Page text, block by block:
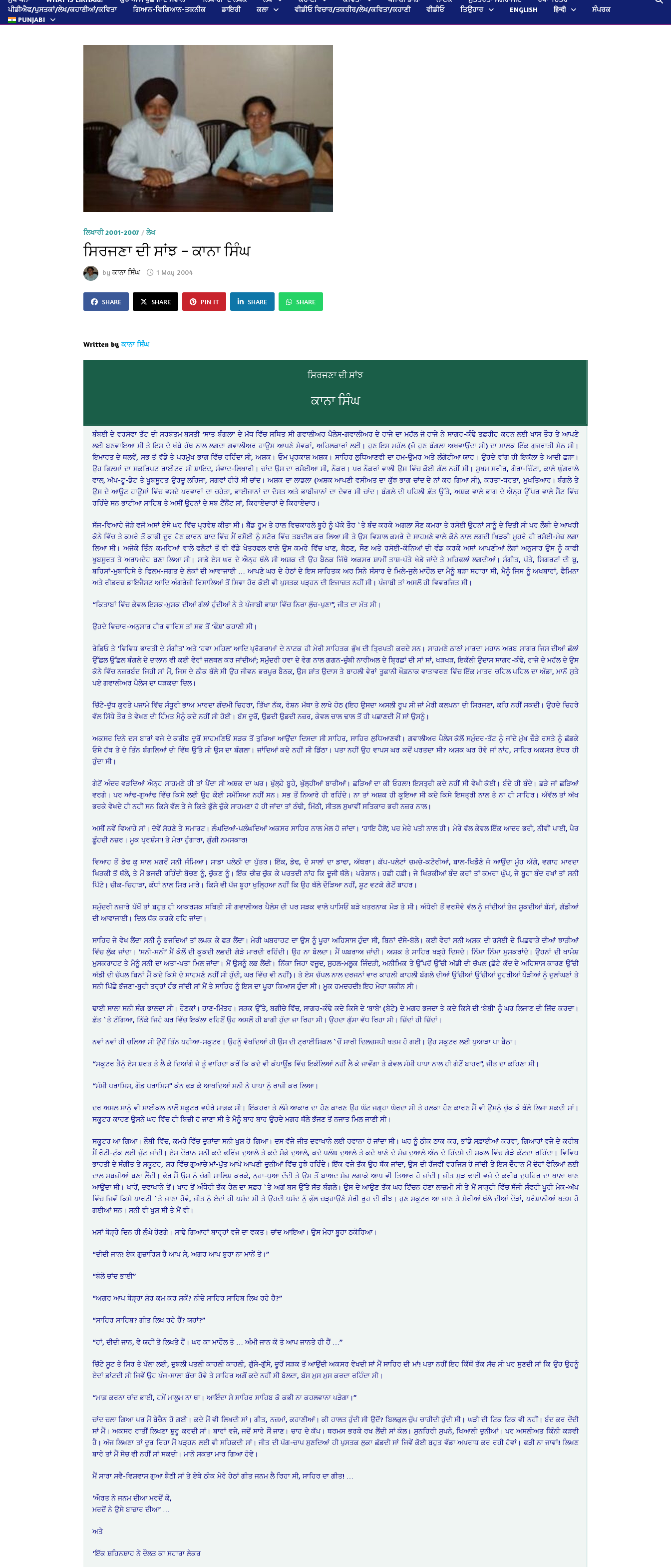
ਪੀਡੀਐਫ/ਪੁਸਤਕਾਂ/ਲੇਖ/ਕਹਾਣੀਆਂ/ਕਵਿਤਾ
ਗਿਆਨ-ਵਿਗਿਆਨ-ਤਕਨੀਕ ਡਾਇਰੀ ਕਲਾ ਵੀਡੀਓ ਵਿਚਾਰ/ਤਕਰੀਰ/ਲੇਖ/ਕਵਿਤਾ/ਕਹਾਣੀ ਵੀਡੀਓ ਤਿਉਹਾਰ ENGLISH हिन्दी
ਸੰਪਰਕ
PUNJABI
ਲਿਖਾਰੀ 2001-2007 /ਲੇਖ
ਸਿਰਜਣਾ ਦੀ ਸਾਂਝ – ਕਾਨਾ ਸਿੰਘ
byਕਾਨਾ ਸਿੰਘ 1 May 2004
SHARE SHARE PIN IT SHARE SHARE
Written by ਕਾਨਾ ਸਿੰਘ
ਸਿਰਜਣਾ ਦੀ ਸਾਂਝ
ਕਾਨਾ ਸਿੰਘ
ਬੰਬਈ ਦੇ ਵਰਸੋਵਾ ਤੱਟ ਦੀ ਸਰਬੋਤਮ ਬਸਤੀ ‘ਸਾਤ ਬੰਗਲਾ’ ਦੇ ਮੱਧ ਵਿੱਚ ਸਥਿਤ ਸੀ ਗਵਾਲੀਅਰ ਪੈਲੇਸ-ਗਵਾਲੀਅਰ ਦੇ ਰਾਜੇ ਦਾ ਮਹੱਲ ਜੋ ਰਾਜੇ ਨੇ ਸਾਗਰ-ਕੰਢੇ ਤਫ਼ਰੀਹ ਕਰਨ ਲਈ ਖਾਸ ਤੌਰ ਤੇ ਆਪਣੇ
ਲਈ ਬਣਵਾਇਆ ਸੀ ਤੇ ਇਸ ਦੇ ਖੱਬੇ ਹੱਥ ਨਾਲ ਲਗਦਾ ਗਵਾਲੀਅਰ ਹਾਊਸ ਆਪਣੇ ਸੇਵਕਾਂ, ਅਹਿਲਕਾਰਾਂ ਲਈ। ਹੁਣ ਇਸ ਮਹੱਲ (ਜੋ ਹੁਣ ਬੰਗਲਾ ਅਖਵਾਉਂਦਾ ਸੀ) ਦਾ ਮਾਲਕ ਇੱਕ ਗੁਜਰਾਤੀ ਸੇਠ ਸੀ।
ਇਮਾਰਤ ਦੇ ਥਲਵੇਂ, ਸਭ ਤੋਂ ਵੱਡੇ ਤੇ ਪਰਮੁੱਖ ਭਾਗ ਵਿੱਚ ਰਹਿੰਦਾ ਸੀ, ਅਸ਼ਕ। ਓਮ ਪ੍ਰਕਾਸ਼ ਅਸ਼ਕ। ਸਾਹਿਰ ਲੁਧਿਆਣਵੀ ਦਾ ਹਮ-ਉਮਰ ਅਤੇ ਲੰਗੋਟੀਆ ਯਾਰ। ਉਹਦੇ ਵਾਂਗ ਹੀ ਇਕੱਲਾ ਤੇ ਆਦੀ ਛੜਾ।
ਉਹ ਫਿਲਮਾਂ ਦਾ ਸਕਰਿਪਟ ਰਾਈਟਰ ਸੀ ਸ਼ਾਇਦ, ਸੰਵਾਦ-ਲਿਖਾਰੀ। ਚਾਂਦ ਉਸ ਦਾ ਰਸੋਈਆ ਸੀ, ਨੌਕਰ। ਪਰ ਨੌਕਰਾਂ ਵਾਲੀ ਉਸ ਵਿੱਚ ਕੋਈ ਗੱਲ ਨਹੀਂ ਸੀ। ਸੂਖਮ ਸਰੀਰ, ਗੋਰਾ-ਚਿੱਟਾ, ਕਾਲੇ ਘੁੰਗਰਾਲੇ
ਵਾਲ, ਅੱਪ-ਟੂ-ਡੇਟ ਤੇ ਖੂਬਸੂਰਤ ਉਰਦੂ ਲਹਿਜਾ, ਸਗਵਾਂ ਹੀਰੋ ਸੀ ਚਾਂਦ। ਅਸ਼ਕ ਦਾ ਲਾਡਲਾ (ਅਸ਼ਕ ਆਪਣੀ ਵਸੀਅਤ ਦਾ ਕੁੱਝ ਭਾਗ ਚਾਂਦ ਦੇ ਨਾਂ ਕਰ ਗਿਆ ਸੀ), ਕਰਤਾ-ਧਰਤਾ, ਮੁਖਤਿਆਰ। ਬੰਗਲੇ ਤੇ
ਉਸ ਦੇ ਆਊਟ ਹਾਊਸਾਂ ਵਿੱਚ ਵਸਦੇ ਪਰਵਾਰਾਂ ਦਾ ਚਹੇਤਾ, ਭਾਈਜਾਨਾਂ ਦਾ ਦੋਸਤ ਅਤੇ ਭਾਬੀਜਾਨਾਂ ਦਾ ਦੇਵਰ ਸੀ ਚਾਂਦ। ਬੰਗਲੇ ਦੀ ਪਹਿਲੀ ਛੱਤ ਉੱਤੇ, ਅਸ਼ਕ ਵਾਲੇ ਭਾਗ ਦੇ ਐਨ੍ਹ ਉੱਪਰ ਵਾਲੇ ਸੈੱਟ ਵਿੱਚ
ਰਹਿੰਦੇ ਸਨ ਭਾਟੀਆ ਸਾਹਿਬ ਤੇ ਅਸੀਂ ਉਹਨਾਂ ਦੇ ਸਬ ਟੈਂਨੈਂਟ ਸਾਂ, ਕਿਰਾਏਦਾਰਾਂ ਦੇ ਕਿਰਾਏਦਾਰ।
ਸੱਜ-ਵਿਆਹੇ ਜੋੜੇ ਵਜੋਂ ਅਸਾਂ ਏਸੇ ਘਰ ਵਿੱਚ ਪ੍ਰਵੇਸ਼ ਕੀਤਾ ਸੀ। ਬੈੱਡ ਰੂਮ ਤੇ ਹਾਲ ਵਿਚਕਾਰਲੇ ਬੂਹੇ ਨੂੰ ਪੱਕੇ ਤੌਰ `ਤੇ ਬੰਦ ਕਰਕੇ ਅਗਲਾ ਸੌਣ ਕਮਰਾ ਤੇ ਰਸੋਈ ਉਹਨਾਂ ਸਾਨੂੰ ਦੇ ਦਿਤੀ ਸੀ ਪਰ ਲੌਬੀ ਦੇ ਆਖਰੀ
ਕੋਨੇ ਵਿੱਚ ਤੇ ਕਮਰੇ ਤੋਂ ਕਾਫੀ ਦੂਰ ਹੋਣ ਕਾਰਨ ਬਾਦ ਵਿੱਚ ਮੈਂ ਰਸੋਈ ਨੂੰ ਸਟੋਰ ਵਿੱਚ ਤਬਦੀਲ ਕਰ ਲਿਆ ਸੀ ਤੇ ਉਸ ਵਿਸ਼ਾਲ ਕਮਰੇ ਦੇ ਸਾਹਮਣੇ ਵਾਲੇ ਕੋਨੇ ਨਾਲ ਲਗਦੀ ਖਿੜਕੀ ਮੂਹਰੇ ਹੀ ਰਸੋਈ-ਮੇਜ਼ ਲਗਾ
ਲਿਆ ਸੀ। ਅਜੋਕੇ ਤਿੰਨ ਕਮਰਿਆਂ ਵਾਲੇ ਫਲੈਟਾਂ ਤੋਂ ਵੀ ਵੱਡੇ ਖੇਤਰਫਲ ਵਾਲੇ ਉਸ ਕਮਰੇ ਵਿੱਚ ਖਾਣ, ਬੈਠਣ, ਸੌਣ ਅਤੇ ਰਸੋਈ-ਕੋਨਿਆਂ ਦੀ ਵੰਡ ਕਰਕੇ ਅਸਾਂ ਆਪਣੀਆਂ ਲੋੜਾਂ ਅਨੁਸਾਰ ਉਸ ਨੂੰ ਕਾਫੀ
ਖੂਬਸੂਰਤ ਤੇ ਅਰਾਮਦੇਹ ਬਣਾ ਲਿਆ ਸੀ। ਸਾਡੇ ਏਸ ਘਰ ਦੇ ਐਨ੍ਹ ਥੱਲੇ ਸੀ ਅਸ਼ਕ ਦੀ ਉਹ ਬੈਠਕ ਜਿੱਥੇ ਅਕਸਰ ਸ਼ਾਮੀਂ ਤਾਸ਼-ਪੱਤੇ ਖੇਡੇ ਜਾਂਦੇ ਤੇ ਮਹਿਫਲਾਂ ਲਗਦੀਆਂ। ਸੰਗੀਤ, ਪੱਤੇ, ਸਿਗਰਟਾਂ ਦੀ ਬੂ,
ਬਹਿਸਾਂ-ਮੁਬਾਹਿਸੇ ਤੇ ਫਿਲਮ-ਜਗਤ ਦੇ ਲੋਕਾਂ ਦੀ ਆਵਾਜਾਈ … ਆਪਣੇ ਘਰ ਦੇ ਹੇਠਾਂ ਦੇ ਇਸ ਸਾਹਿਤਕ ਅਰ ਸਿਨੇ ਸੰਸਾਰ ਦੇ ਮਿਲੇ-ਜੁਲੇ ਮਾਹੌਲ ਦਾ ਮੈਨੂੰ ਬੜਾ ਸਹਾਰਾ ਸੀ, ਮੈਨੂੰ ਜਿਸ ਨੂੰ ਅਖਬਾਰਾਂ, ਫੈਮਿਨਾ
ਅਤੇ ਰੀਡਰਜ਼ ਡਾਇਜੈਸਟ ਆਦਿ ਅੰਗਰੇਜ਼ੀ ਰਿਸਾਲਿਆਂ ਤੋਂ ਸਿਵਾ ਹੋਰ ਕੋਈ ਵੀ ਪੁਸਤਕ ਪੜ੍ਹਨ ਦੀ ਇਜਾਜ਼ਤ ਨਹੀਂ ਸੀ। ਪੰਜਾਬੀ ਤਾਂ ਅਸਲੋਂ ਹੀ ਵਿਵਰਜਿਤ ਸੀ।
“ਕਿਤਾਬਾਂ ਵਿੱਚ ਕੇਵਲ ਇਸ਼ਕ-ਮੁਸ਼ਕ ਦੀਆਂ ਗੱਲਾਂ ਹੁੰਦੀਆਂ ਨੇ ਤੇ ਪੰਜਾਬੀ ਭਾਸ਼ਾ ਵਿੱਚ ਨਿਰਾ ਲੁੱਚ-ਪੁਣਾ”, ਜੀਤ ਦਾ ਮੱਤ ਸੀ।
ਉਹਦੇ ਵਿਚਾਰ-ਅਨੁਸਾਰ ਹੀਰ ਵਾਰਿਸ ਤਾਂ ਸਭ ਤੋਂ ‘ਫੌਸ਼’ ਕਹਾਣੀ ਸੀ।
ਰੇਡਿਓ ਤੇ ‘ਵਿਵਿਧ ਭਾਰਤੀ ਦੇ ਸੰਗੀਤ’ ਅਤੇ ‘ਹਵਾ ਮਹਿਲ’ ਆਦਿ ਪ੍ਰੋਗਰਾਮਾਂ ਦੇ ਨਾਟਕ ਹੀ ਮੇਰੀ ਸਾਹਿਤਕ ਭੁੱਖ ਦੀ ਤ੍ਰਿਪਤੀ ਕਰਦੇ ਸਨ। ਸਾਹਮਣੇ ਠਾਠਾਂ ਮਾਰਦਾ ਮਹਾਨ ਅਰਬ ਸਾਗਰ ਜਿਸ ਦੀਆਂ ਛੱਲਾਂ
ਉੱਛਲ ਉੱਛਲ ਬੰਗਲੇ ਦੇ ਦਾਲਾਨ ਵੀ ਕਈ ਵੇਰਾਂ ਜਲਥਲ ਕਰ ਜਾਂਦੀਆਂ; ਸਮੁੰਦਰੀ ਹਵਾ ਦੇ ਵੇਗ ਨਾਲ ਗਗਨ-ਚੁੰਬੀ ਨਾਰੀਅਲ ਦੇ ਬ੍ਰਿਛਾਂ ਦੀ ਸਾਂ ਸਾਂ, ਖੜਖੜ, ਇਕੱਲੀ ਉਦਾਸ ਸਾਗਰ-ਕੰਢੇ, ਰਾਜੇ ਦੇ ਮਹੱਲ ਦੇ ਉਸ
ਕੋਨੇ ਵਿੱਚ ਨਜ਼ਰਬੰਦ ਜਿਹੀ ਸਾਂ ਮੈਂ, ਜਿਸ ਦੇ ਠੀਕ ਥੱਲੇ ਸੀ ਉਹ ਜੀਵਨ ਭਰਪੂਰ ਬੈਠਕ, ਉਸ ਸ਼ਾਂਤ ਉਦਾਸ ਤੇ ਬਾਹਲੀ ਵੇਰਾਂ ਤੂਫ਼ਾਨੀ ਖੌਫ਼ਨਾਕ ਵਾਤਾਵਰਣ ਵਿੱਚ ਇੱਕ ਮਾਤਰ ਚਹਿਲ ਪਹਿਲ ਦਾ ਅੱਡਾ, ਮਾਨੋਂ ਸੁਤੇ
ਪਏ ਗਵਾਲੀਅਰ ਪੈਲੇਸ ਦਾ ਧੜਕਦਾ ਦਿਲ।
ਚਿੱਟੇ-ਦੁੱਧ ਕੁਰਤੇ ਪਜਾਮੇ ਵਿੱਚ ਸੰਧੂਰੀ ਭਾਅ ਮਾਰਦਾ ਗੰਦਮੀ ਚਿਹਰਾ, ਤਿੱਖਾ ਨੱਕ, ਰੋਸ਼ਨ ਮੱਥਾ ਤੇ ਲਾਖੇ ਹੋਠ (ਇਹ ਉਸਦਾ ਅਸਲੀ ਰੂਪ ਸੀ ਜਾਂ ਮੇਰੀ ਕਲਪਨਾ ਦੀ ਸਿਰਜਣਾ, ਕਹਿ ਨਹੀਂ ਸਕਦੀ। ਉਹਦੇ ਚਿਹਰੇ
ਵੱਲ ਸਿੱਧੇ ਤੌਰ ਤੇ ਵੇਖਣ ਦੀ ਹਿੰਮਤ ਮੈਨੂੰ ਕਦੇ ਨਹੀਂ ਸੀ ਹੋਈ। ਬੱਸ ਦੂਰੋਂ, ਉਡਦੀ ਉਡਦੀ ਨਜ਼ਰ, ਕੇਵਲ ਚਾਲ ਢਾਲ ਤੋਂ ਹੀ ਪਛਾਣਦੀ ਮੈਂ ਸਾਂ ਉਸਨੂੰ।
ਅਕਸਰ ਦਿਨੇ ਦਸ ਬਾਰਾਂ ਵਜੇ ਦੇ ਕਰੀਬ ਦੂਰੋਂ ਸਾਹਮਣਿਓਂ ਸੜਕ ਤੋਂ ਤੁਰਿਆ ਆਉਂਦਾ ਦਿਸਦਾ ਸੀ ਸਾਹਿਰ, ਸਾਹਿਰ ਲੁਧਿਆਣਵੀ। ਗਵਾਲੀਅਰ ਪੈਲੇਸ ਕੋਲੋਂ ਸਮੁੰਦਰ-ਤੱਟ ਨੂੰ ਜਾਂਦੇ ਮੁੱਖ ਚੌੜੇ ਰਸਤੇ ਨੂੰ ਛੱਡਕੇ
ਓਸੇ ਹੱਥ ਤੇ ਦੋ ਤਿੰਨ ਬੰਗਲਿਆਂ ਦੀ ਵਿੱਥ ਉੱਤੇ ਸੀ ਉਸ ਦਾ ਬੰਗਲਾ। ਜਾਂਦਿਆਂ ਕਦੇ ਨਹੀਂ ਸੀ ਡਿੱਠਾ। ਪਤਾ ਨਹੀਂ ਉਹ ਵਾਪਸ ਘਰ ਕਦੋਂ ਪਰਤਦਾ ਸੀ? ਅਸ਼ਕ ਘਰ ਹੋਵੇ ਜਾਂ ਨਾਂਹ, ਸਾਹਿਰ ਅਕਸਰ ਏਧਰ ਹੀ
ਹੁੰਦਾ ਸੀ।
ਗੇਟੋਂ ਅੰਦਰ ਵੜਦਿਆਂ ਐਨ੍ਹ ਸਾਹਮਣੇ ਹੀ ਤਾਂ ਪੈਂਦਾ ਸੀ ਅਸ਼ਕ ਦਾ ਘਰ। ਖੁੱਲ੍ਹੇ ਬੂਹੇ, ਖੁੱਲ੍ਹੀਆਂ ਬਾਰੀਆਂ। ਛੜਿਆਂ ਦਾ ਕੀ ਓਹਲਾ! ਇਸਤ੍ਰੀ ਕਦੇ ਨਹੀਂ ਸੀ ਵੇਖੀ ਕੋਈ। ਬੰਦੇ ਹੀ ਬੰਦੇ। ਛੜੇ ਜਾਂ ਛੜਿਆਂ
ਵਰਗੇ। ਪਰ ਆਂਢ-ਗੁਆਂਢ ਵਿੱਚ ਕਿਸੇ ਲਈ ਉਹ ਕੋਈ ਸਮੱਸਿਆ ਨਹੀਂ ਸਨ। ਸਭ ਤੋਂ ਨਿਆਰੇ ਹੀ ਰਹਿੰਦੇ। ਨਾ ਤਾਂ ਅਸ਼ਕ ਹੀ ਕੂਇਆ ਸੀ ਕਦੇ ਕਿਸੇ ਇਸਤ੍ਰੀ ਨਾਲ ਤੇ ਨਾ ਹੀ ਸਾਹਿਰ। ਅੱਵੱਲ ਤਾਂ ਅੱਖ
ਭਰਕੇ ਵੇਖਦੇ ਹੀ ਨਹੀਂ ਸਨ ਕਿਸੇ ਵੱਲ ਤੇ ਜੇ ਕਿਤੇ ਭੁੱਲੇ ਚੁੱਕੇ ਸਾਹਮਣਾ ਹੋ ਹੀ ਜਾਂਦਾ ਤਾਂ ਠੰਢੀ, ਮਿੱਠੀ, ਸੀਤਲ ਸੁਖਾਵੀਂ ਸਤਿਕਾਰ ਭਰੀ ਨਜ਼ਰ ਨਾਲ।
ਅਸੀਂ ਨਵੇਂ ਵਿਆਹੇ ਸਾਂ। ਦੋਵੇਂ ਸੋਹਣੇ ਤੇ ਸਮਾਰਟ। ਲੰਘਦਿਆਂ-ਪਲੰਘਦਿਆਂ ਅਕਸਰ ਸਾਹਿਰ ਨਾਲ ਮੇਲ ਹੋ ਜਾਂਦਾ। ‘ਹਾਇ ਹੈਲੋ’, ਪਰ ਮੇਰੇ ਪਤੀ ਨਾਲ ਹੀ। ਮੇਰੇ ਵੱਲ ਕੇਵਲ ਇੱਕ ਆਦਰ ਭਰੀ, ਨੀਵੀਂ ਪਾਈ, ਪੈਰ
ਛੂੰਹਦੀ ਨਜ਼ਰ। ਮੂਕ ਪ੍ਰਸ਼ੰਸਾ! ਤੇ ਮੇਰਾ ਹੁੰਗਾਰਾ, ਗੁੰਗੀ ਨਮਸਕਾਰ!
ਵਿਆਹ ਤੋਂ ਡੇਢ ਕੁ ਸਾਲ ਮਗਰੋਂ ਸਨੀ ਜੰਮਿਆ। ਸਾਡਾ ਪਲੇਠੀ ਦਾ ਪੁੱਤਰ। ਇੱਕ, ਡੇਢ, ਦੋ ਸਾਲਾਂ ਦਾ ਡਾਢਾ, ਅੱਥਰਾ। ਕੱਪ-ਪਲੇਟਾਂ ਚਮਚੇ-ਕਟੋਰੀਆਂ, ਬਾਲ-ਖਿਡੌਣੇ ਜੋ ਆਉਂਦਾ ਮੂੰਹ ਅੱਗੇ, ਵਗਾਹ ਮਾਰਦਾ
ਖਿੜਕੀ ਤੋਂ ਥੱਲੇ, ਤੇ ਮੈਂ ਭਜਦੀ ਰਹਿੰਦੀ ਬੋਚਣ ਨੂੰ, ਚੁੱਕਣ ਨੂੰ। ਇੱਕ ਚੀਜ਼ ਚੁੱਕ ਕੇ ਪਰਤਦੀ ਨਾਂਹ ਕਿ ਦੂਜੀ ਥੱਲੇ। ਪਰੇਸ਼ਾਨ। ਹਫ਼ੀ ਹਫ਼ੀ। ਜੇ ਖਿੜਕੀਆਂ ਬੰਦ ਕਰਾਂ ਤਾਂ ਕਮਰਾ ਘੁੱਪ, ਜੇ ਬੂਹਾ ਬੰਦ ਰਖਾਂ ਤਾਂ ਸਨੀ
ਪਿੱਟੇ। ਚੀਕ-ਚਿਹਾੜਾ, ਕੰਧਾਂ ਨਾਲ ਸਿਰ ਮਾਰੇ। ਕਿਸੇ ਵੀ ਪੱਜ ਬੂਹਾ ਖੁਲ੍ਹਿਆ ਨਹੀਂ ਕਿ ਉਹ ਥੱਲੇ ਦੌੜਿਆ ਨਹੀਂ, ਸ਼ੂਟ ਵਟਕੇ ਗੇਟੋਂ ਬਾਹਰ।
ਸਮੁੰਦਰੀ ਨਜ਼ਾਰੇ ਪੱਖੋਂ ਤਾਂ ਬਹੁਤ ਹੀ ਆਕਰਸ਼ਕ ਸਥਿਤੀ ਸੀ ਗਵਾਲੀਅਰ ਪੈਲੇਸ ਦੀ ਪਰ ਸੜਕ ਵਾਲੇ ਪਾਸਿਓਂ ਬੜੇ ਖਤਰਨਾਕ ਮੋੜ ਤੇ ਸੀ। ਅੰਧੇਰੀ ਤੋਂ ਵਰਸੋਵੇ ਵੱਲ ਨੂੰ ਜਾਂਦੀਆਂ ਤੇਜ਼ ਸ਼ੂਕਦੀਆਂ ਬੱਸਾਂ, ਗੱਡੀਆਂ
ਦੀ ਆਵਾਜਾਈ। ਦਿਲ ਧੱਕ ਕਰਕੇ ਰਹਿ ਜਾਂਦਾ।
ਸਾਹਿਰ ਜੇ ਵੇਖ ਲੈਂਦਾ ਸਨੀ ਨੂੰ ਭਜਦਿਆਂ ਤਾਂ ਲਪਕ ਕੇ ਫੜ ਲੈਂਦਾ। ਮੇਰੀ ਘਬਰਾਹਟ ਦਾ ਉਸ ਨੂੰ ਪੂਰਾ ਅਹਿਸਾਸ ਹੁੰਦਾ ਸੀ, ਬਿਨਾਂ ਦੱਸੇ-ਬੋਲੇ। ਕਈ ਵੇਰਾਂ ਸਨੀ ਅਸ਼ਕ ਦੀ ਰਸੋਈ ਦੇ ਪਿਛਵਾੜੇ ਦੀਆਂ ਝਾੜੀਆਂ
ਵਿੱਚ ਲੁੱਕ ਜਾਂਦਾ। ‘ਸਨੀ-ਸਨੀ’ ਮੈਂ ਕੋਲੋਂ ਦੀ ਕੂਕਦੀ ਲਭਦੀ ਗੇੜੇ ਮਾਰਦੀ ਰਹਿੰਦੀ। ਉਹ ਨਾ ਬੋਲਦਾ। ਮੈਂ ਘਬਰਾਅ ਜਾਂਦੀ। ਅਸ਼ਕ ਤੇ ਸਾਹਿਰ ਖੜ੍ਹੇ ਦਿਸਦੇ। ਨਿੰਮਾ ਨਿੰਮਾ ਮੁਸਕਰਾਂਦੇ। ਉਹਨਾਂ ਦੀ ਖਾਮੋਸ਼
ਮੁਸਕਰਾਹਟ ਤੇ ਮੈਨੂੰ ਸਨੀ ਦਾ ਅਤਾ-ਪਤਾ ਮਿਲ ਜਾਂਦਾ। ਮੈਂ ਉਸਨੂੰ ਲਭ ਲੈਂਦੀ। ਨਿੱਕਾ ਜਿਹਾ ਵਜੂਦ, ਸੁਹਲ-ਮਲੂਕ ਜਿੰਦੜੀ, ਅਨੀਮਿਕ ਤੇ ਉੱਪਰੋਂ ਉੱਚੀ ਅੱਡੀ ਦੀ ਚੱਪਲ (ਛੋਟੇ ਕੱਦ ਦੇ ਅਹਿਸਾਸ ਕਾਰਣ ਉੱਚੀ
ਅੱਡੀ ਦੀ ਚੱਪਲ ਬਿਨਾਂ ਮੈਂ ਕਦੇ ਕਿਸੇ ਦੇ ਸਾਹਮਣੇ ਨਹੀਂ ਸੀ ਹੁੰਦੀ, ਘਰ ਵਿੱਚ ਵੀ ਨਹੀਂ)। ਤੇ ਏਸ ਚੱਪਲ ਨਾਲ ਦਰਜਨਾਂ ਵਾਰ ਕਾਹਲੀ ਕਾਹਲੀ ਬੰਗਲੇ ਦੀਆਂ ਉੱਚੀਆਂ ਉੱਚੀਆਂ ਦੂਹਰੀਆਂ ਪੌੜੀਆਂ ਨੂੰ ਦੁਲਾਂਘਣਾਂ ਤੇ
ਸਨੀ ਪਿੱਛੇ ਭੱਜਣਾ-ਬੁਰੀ ਤਰ੍ਹਾਂ ਹੰਭ ਜਾਂਦੀ ਸਾਂ ਮੈਂ ਤੇ ਸਾਹਿਰ ਨੂੰ ਇਸ ਦਾ ਪੂਰਾ ਕਿਆਸ ਹੁੰਦਾ ਸੀ। ਮੂਕ ਹਮਦਰਦੀ! ਇਹ ਮੇਰਾ ਯਕੀਨ ਸੀ।
ਢਾਈ ਸਾਲਾ ਸਨੀ ਸੰਗ ਭਾਲਦਾ ਸੀ। ਰੌਣਕਾਂ। ਹਾਣ-ਮਿੱਤਰ। ਸੜਕ ਉੱਤੇ, ਬਗੀਚੇ ਵਿੱਚ, ਸਾਗਰ-ਕੰਢੇ ਕਦੇ ਕਿਸੇ ਦੇ ‘ਬਾਬੇ’ (ਬੇਟੇ) ਦੇ ਮਗਰ ਭਜਦਾ ਤੇ ਕਦੇ ਕਿਸੇ ਦੀ ‘ਬੇਬੀ’ ਨੂੰ ਘਰ ਲਿਜਾਣ ਦੀ ਜ਼ਿੱਦ ਕਰਦਾ।
ਛੱਤ `ਤੇ ਟੰਗਿਆ, ਨਿੱਕੇ ਜਿਹੇ ਘਰ ਵਿੱਚ ਇਕੱਲਾ ਰਹਿਣੋਂ ਉਹ ਅਸਲੋਂ ਹੀ ਬਾਗੀ ਹੁੰਦਾ ਜਾ ਰਿਹਾ ਸੀ। ਉਹਦਾ ਗੁੱਸਾ ਵੱਧ ਰਿਹਾ ਸੀ। ਜ਼ਿੱਦਾਂ ਹੀ ਜ਼ਿੱਦਾਂ।
ਨਵਾਂ ਨਵਾਂ ਹੀ ਚਲਿਆ ਸੀ ਉਦੋਂ ਤਿੰਨ ਪਹੀਆ-ਸਕੂਟਰ। ਉਹਨੂੰ ਵੇਖਦਿਆਂ ਹੀ ਉਸ ਦੀ ਟ੍ਰਾਈਸਿਕਲ `ਚੋਂ ਸਾਰੀ ਦਿਲਚਸਪੀ ਖਤਮ ਹੋ ਗਈ। ਉਹ ਸਕੂਟਰ ਲਈ ਪੁਆੜਾ ਪਾ ਬੈਠਾ।
“ਸਕੂਟਰ ਤੈਨੂੰ ਏਸ ਸ਼ਰਤ ਤੇ ਲੈ ਕੇ ਦਿਆਂਗੇ ਜੇ ਤੂੰ ਵਾਹਿਦਾ ਕਰੇਂ ਕਿ ਕਦੇ ਵੀ ਕੰਪਾਊਂਡ ਵਿੱਚ ਇਕੱਲਿਆਂ ਨਹੀਂ ਲੈ ਕੇ ਜਾਵੇਂਗਾ ਤੇ ਕੇਵਲ ਮੰਮੀ ਪਾਪਾ ਨਾਲ ਹੀ ਗੇਟੋਂ ਬਾਹਰ”, ਜੀਤ ਦਾ ਕਹਿਣਾ ਸੀ।
“ਮੰਮੀ ਪਰਾਮਿਸ, ਗੌਡ ਪਰਾਮਿਸ” ਕੰਨ ਫੜ ਕੇ ਆਖਦਿਆਂ ਸਨੀ ਨੇ ਪਾਪਾ ਨੂੰ ਰਾਜ਼ੀ ਕਰ ਲਿਆ।
ਦਰ ਅਸਲ ਸਾਨੂੰ ਵੀ ਸਾਈਕਲ ਨਾਲੋਂ ਸਕੂਟਰ ਵਧੇਰੇ ਮਾਫ਼ਕ ਸੀ। ਇੱਕਹਰਾ ਤੇ ਲੰਮੇ ਆਕਾਰ ਦਾ ਹੋਣ ਕਾਰਣ ਉਹ ਘੱਟ ਜਗ੍ਹਾ ਘੇਰਦਾ ਸੀ ਤੇ ਹਲਕਾ ਹੋਣ ਕਾਰਣ ਮੈਂ ਵੀ ਉਸਨੂੰ ਚੁੱਕ ਕੇ ਥੱਲੇ ਲਿਜਾ ਸਕਦੀ ਸਾਂ।
ਸਕੂਟਰ ਕਾਰਣ ਉਸਨੇ ਘਰ ਵਿੱਚ ਹੀ ਬਿਜ਼ੀ ਹੋ ਜਾਣਾ ਸੀ ਤੇ ਮੈਨੂੰ ਬਾਰ ਬਾਰ ਉਹਦੇ ਮਗਰ ਥੱਲੇ ਭੱਜਣ ਤੋਂ ਨਜਾਤ ਮਿਲ ਜਾਣੀ ਸੀ।
ਸਕੂਟਰ ਆ ਗਿਆ। ਲੌਬੀ ਵਿੱਚ, ਕਮਰੇ ਵਿੱਚ ਦੁੜਾਂਦਾ ਸਨੀ ਖੁਸ਼ ਹੋ ਗਿਆ। ਦਸ ਵੱਜੇ ਜੀਤ ਦਵਾਖਾਨੇ ਲਈ ਰਵਾਨਾ ਹੋ ਜਾਂਦਾ ਸੀ। ਘਰ ਨੂੰ ਠੀਕ ਠਾਕ ਕਰ, ਭਾਂਡੇ ਸਫ਼ਾਈਆਂ ਕਰਵਾ, ਗਿਆਰਾਂ ਵਜੇ ਦੇ ਕਰੀਬ
ਮੈਂ ਰੋਟੀ-ਟੁੱਕ ਲਈ ਜੁੱਟ ਜਾਂਦੀ। ਏਸ ਦੌਰਾਨ ਸਨੀ ਕਦੇ ਫਰਿੱਜ ਦੁਆਲੇ ਤੇ ਕਦੇ ਸੋਫ਼ੇ ਦੁਆਲੇ, ਕਦੇ ਪਲੰਘ ਦੁਆਲੇ ਤੇ ਕਦੇ ਖਾਣੇ ਦੇ ਮੇਜ਼ ਦੁਆਲੇ ਅੱਠ ਦੇ ਹਿੰਦਸੇ ਦੀ ਸ਼ਕਲ ਵਿੱਚ ਗੇੜੇ ਕੱਟਦਾ ਰਹਿੰਦਾ। ਵਿਵਿਧ
ਭਾਰਤੀ ਦੇ ਸੰਗੀਤ ਤੇ ਸਕੂਟਰ, ਸ਼ੋਰ ਵਿੱਚ ਗੁਆਚੇ ਮਾਂ-ਪੁੱਤ ਆਪੋ ਆਪਣੀ ਦੁਨੀਆਂ ਵਿੱਚ ਰੁਝੇ ਰਹਿੰਦੇ। ਇੱਕ ਵਜੇ ਤੱਕ ਉਹ ਥੱਕ ਜਾਂਦਾ, ਉਸ ਦੀ ਰੱਜਵੀਂ ਵਰਜਿਸ਼ ਹੋ ਜਾਂਦੀ ਤੇ ਇਸ ਦੌਰਾਨ ਮੈਂ ਦੋਹਾਂ ਵੇਲਿਆਂ ਲਈ
ਦਾਲ ਸਬਜ਼ੀਆਂ ਬਣਾ ਲੈਂਦੀ। ਫੇਰ ਮੈਂ ਉਸ ਨੂੰ ਚੰਗੀ ਮਾਲਿਸ਼ ਕਰਕੇ, ਨੁਹਾ-ਧੁਆ ਦੇਂਦੀ ਤੇ ਉਸ ਤੋਂ ਬਾਅਦ ਮੇਜ਼ ਲਗਾਕੇ ਆਪ ਵੀ ਤਿਆਰ ਹੋ ਜਾਂਦੀ। ਜੀਤ ਮੁੜ ਢਾਈ ਵਜੇ ਦੇ ਕਰੀਬ ਦੁਪਹਿਰ ਦਾ ਖਾਣਾ ਖਾਣ
ਆਉਂਦਾ ਸੀ। ਖਾਰੋਂ, ਦਵਾਖਾਨੇ ਤੋਂ। ਖਾਰ ਤੋਂ ਅੰਧੇਰੀ ਤੱਕ ਰੇਲ ਦਾ ਸਫ਼ਰ `ਤੇ ਅਗੋਂ ਬਸ ਉੱਤੇ ਸੱਤ ਬੰਗਲੇ। ਉਸ ਦੇ ਆਉਣ ਤੱਕ ਘਰ ਟਿੱਚਨ ਹੋਣਾ ਲਾਜ਼ਮੀ ਸੀ ਤੇ ਮੈਂ ਸਾੜ੍ਹੀ ਵਿੱਚ ਸੱਜੀ ਸੰਵਰੀ ਪੂਰੀ ਮੇਕ-ਅੱਪ
ਵਿੱਚ ਜਿਵੇਂ ਕਿਸੇ ਪਾਰਟੀ `ਤੇ ਜਾਣਾ ਹੋਵੇ, ਜੀਤ ਨੂੰ ਏਦਾਂ ਹੀ ਪਸੰਦ ਸੀ ਤੇ ਉਹਦੀ ਪਸੰਦ ਨੂੰ ਫੁੱਲ ਚੜ੍ਹਾਉਣੇ ਮੇਰੀ ਰੂਹ ਦੀ ਰੀਝ। ਹੁਣ ਸਕੂਟਰ ਆ ਜਾਣ ਤੇ ਮੇਰੀਆਂ ਥੱਲੇ ਦੀਆਂ ਦੌੜਾਂ, ਪਰੇਸ਼ਾਨੀਆਂ ਖਤਮ ਹੋ
ਗਈਆਂ ਸਨ। ਸਨੀ ਵੀ ਖੁਸ਼ ਸੀ ਤੇ ਮੈਂ ਵੀ।
ਮਸਾਂ ਥੋੜ੍ਹੇ ਦਿਨ ਹੀ ਲੰਘੇ ਹੋਣਗੇ। ਸਾਢੇ ਗਿਆਰਾਂ ਬਾਰ੍ਹਾਂ ਵਜੇ ਦਾ ਵਕਤ। ਚਾਂਦ ਆਇਆ। ਉਸ ਮੇਰਾ ਬੂਹਾ ਠਕੋਰਿਆ।
“ਦੀਦੀ ਜਾਨ! ਏਕ ਗੁਜ਼ਾਰਿਸ਼ ਹੈ ਆਪ ਸੇ, ਅਗਰ ਆਪ ਬੁਰਾ ਨਾ ਮਾਨੇਂ ਤੋ।”
“ਬੋਲੋ ਚਾਂਦ ਭਾਈ”
“ਅਗਰ ਆਪ ਥੋੜ੍ਹਾ ਸ਼ੋਰ ਕਮ ਕਰ ਸਕੇਂ? ਨੀਚੇ ਸਾਹਿਰ ਸਾਹਿਬ ਲਿਖ ਰਹੇ ਹੈ?”
“ਸਾਹਿਰ ਸਾਹਿਬ? ਗੀਤ ਲਿਖ ਰਹੇ ਹੈਂ? ਯਹਾਂ?”
“ਹਾਂ, ਦੀਦੀ ਜਾਨ, ਵੇ ਯਹੀਂ ਤੋ ਲਿਖਤੇ ਹੈਂ। ਘਰ ਕਾ ਮਾਹੌਲ ਤੋ … ਅੰਮੀ ਜਾਨ ਕੋ ਤੋ ਆਪ ਜਾਨਤੇ ਹੀ ਹੈਂ …”
ਚਿੱਟੇ ਸੂਟ ਤੇ ਸਿਰ ਤੇ ਪੱਲਾ ਲਈ, ਦੁਬਲੀ ਪਤਲੀ ਕਾਹਲੀ ਕਾਹਲੀ, ਗੁੱਸੇ-ਗੁੱਸੇ, ਦੂਰੋਂ ਸੜਕ ਤੋਂ ਆਉਂਦੀ ਅਕਸਰ ਵੇਖਦੀ ਸਾਂ ਮੈਂ ਸਾਹਿਰ ਦੀ ਮਾਂ! ਪਤਾ ਨਹੀਂ ਇਹ ਕਿੱਥੋਂ ਤੱਕ ਸੱਚ ਸੀ ਪਰ ਸੁਣਦੀ ਸਾਂ ਕਿ ਉਹ ਉਹਨੂੰ
ਏਦਾਂ ਡਾਂਟਦੀ ਸੀ ਜਿਵੇਂ ਉਹ ਪੰਜ-ਸਾਲਾ ਬੱਚਾ ਹੋਵੇ ਤੇ ਸਾਹਿਰ ਅਗੋਂ ਕਦੇ ਨਹੀਂ ਸੀ ਬੋਲਦਾ, ਬੱਸ ਮੁਸ ਮੁਸ ਕਰਦਾ ਰਹਿੰਦਾ ਸੀ।
“ਮਾਫ਼ ਕਰਨਾ ਚਾਂਦ ਭਾਈ, ਹਮੇਂ ਮਾਲੂਮ ਨਾ ਥਾ। ਆਇੰਦਾ ਸੇ ਸਾਹਿਰ ਸਾਹਿਬ ਕੋ ਕਭੀ ਨਾ ਕਹਲਵਾਨਾ ਪੜੇਗਾ।”
ਚਾਂਦ ਚਲਾ ਗਿਆ ਪਰ ਮੈਂ ਬੇਚੈਨ ਹੋ ਗਈ। ਕਦੇ ਮੈਂ ਵੀ ਲਿਖਦੀ ਸਾਂ। ਗੀਤ, ਨਜ਼ਮਾਂ, ਕਹਾਣੀਆਂ। ਕੀ ਹਾਲਤ ਹੁੰਦੀ ਸੀ ਉਦੋਂ? ਬਿਲਕੁਲ ਚੁੱਪ ਚਾਹੀਦੀ ਹੁੰਦੀ ਸੀ। ਘੜੀ ਦੀ ਟਿਕ ਟਿਕ ਵੀ ਨਹੀਂ। ਬੰਦ ਕਰ ਦੇਂਦੀ
ਸਾਂ ਮੈਂ। ਅਕਸਰ ਰਾਤੀਂ ਲਿਖਣਾ ਸ਼ੁਰੂ ਕਰਦੀ ਸਾਂ। ਬਾਰਾਂ ਵਜੇ, ਜਦੋਂ ਸਾਰੇ ਸੌਂ ਜਾਣ। ਚਾਹ ਦੇ ਕੱਪ। ਥਰਮਸ ਭਰਕੇ ਰਖ ਲੈਂਦੀ ਸਾਂ ਕੋਲ। ਸੁਨਹਿਰੀ ਸੁਪਨੇ, ਖਿਆਲੀ ਦੁਨੀਆਂ। ਪਰ ਅਸਲੀਅਤ ਕਿੰਨੀ ਕੜਵੀ
ਹੈ। ਅੱਜ ਲਿਖਣਾ ਤਾਂ ਦੂਰ ਰਿਹਾ ਮੈਂ ਪੜ੍ਹਨ ਲਈ ਵੀ ਸਹਿਕਦੀ ਸਾਂ। ਜੀਤ ਦੀ ਪੱਗ-ਚਾਪ ਸੁਣਦਿਆਂ ਹੀ ਪੁਸਤਕ ਲੁਕਾ ਛੱਡਦੀ ਸਾਂ ਜਿਵੇਂ ਕੋਈ ਬਹੁਤ ਵੱਡਾ ਅਪਰਾਧ ਕਰ ਰਹੀ ਹੋਵਾਂ। ਫੜੀ ਨਾ ਜਾਵਾਂ! ਲਿਖਣ
ਬਾਰੇ ਤਾਂ ਮੈਂ ਸੋਚ ਵੀ ਨਹੀਂ ਸਾਂ ਸਕਦੀ। ਮਾਨੋ ਸਕਤਾ ਮਾਰ ਗਿਆ ਹੋਵੇ।
ਮੈਂ ਸਾਰਾ ਸਵੈ-ਵਿਸ਼ਵਾਸ ਗੁਆ ਬੈਠੀ ਸਾਂ ਤੇ ਏਥੇ ਠੀਕ ਮੇਰੇ ਹੇਠਾਂ ਗੀਤ ਜਨਮ ਲੈ ਰਿਹਾ ਸੀ, ਸਾਹਿਰ ਦਾ ਗੀਤ! …
‘ਔਰਤ ਨੇ ਜਨਮ ਦੀਆ ਮਰਦੋਂ ਕੋ,
ਮਰਦੋਂ ਨੇ ਉਸੇ ਬਾਜ਼ਾਰ ਦੀਆ’ …
ਅਤੇ
‘ਇੱਕ ਸ਼ਹਿਨਸ਼ਾਹ ਨੇ ਦੌਲਤ ਕਾ ਸਹਾਰਾ ਲੇਕਰ